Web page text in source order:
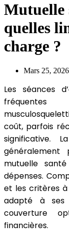
Mutuelle
quelles
charge ?
Mars 25, 2026
Les séances
coût, parfois
significative.
mutuelle
dépenses.
et les critères
adapté à ses
couverture
financières.